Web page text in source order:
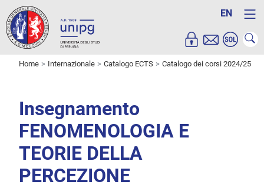
EN
Home Internazionale Catalogo ECTS Catalogo dei corsi 2024/25
Insegnamento
FENOMENOLOGIA E
TEORIE DELLA
PERCEZIONE